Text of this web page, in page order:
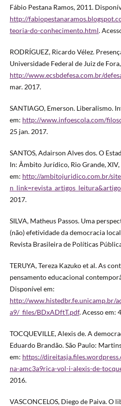
Fábio Pestana Ramos, 2011.
http://
teoria-do-conhecimento.html.
RODRÍGUEZ, Ricardo Vélez.
Universidade Federal de Juiz de
http://www.ecsbdefesa.com.br/
mar. 2017.
SANTIAGO, Emerson. Liberalismo.
em: http://www.infoescola.com/
25 jan. 2017.
SANTOS, Adairson Alves dos. O
In: Âmbito Jurídico, Rio Grande,
em: http://ambitojuridico.com.br/
2017.
SILVA, Matheus Passos. Uma
(não) efetividade da democracia
Revista Brasileira de Políticas
TERUYA, Tereza Kazuko et al. As
pensamento educacional
Disponível em:
http://www.histedbr.fe.unicamp.br/
a9/_files/BDxADftT.pdf. Acesso em:
TOCQUEVILLE, Alexis de. A
Eduardo Brandão. São Paulo:
em: https://
na-amc3a9rica-vol-i-alexis-de-
2016.
VASCONCELOS, Diego de Paiva. O